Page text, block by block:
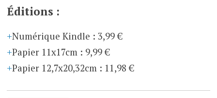
Éditions :
Numérique Kindle : 3,99 €
Papier 11x17cm: 9,99 €
Papier 12,7x20,32cm: 11,98 €